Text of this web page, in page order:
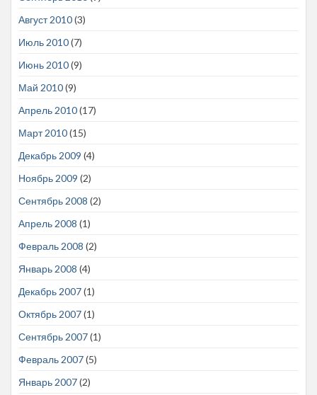
Август 2010(3)
Июль 2010(7)
Июнь 2010(9)
Май 2010(9)
Апрель 2010(17)
Март 2010(15)
Декабрь 2009 (4)
Ноябрь 2009 (2)
Сентябрь 2008 (2)
Апрель 2008 (1)
Февраль 2008 (2)
Январь 2008 (4)
Декабрь 2007(1)
Октябрь 2007(1)
Сентябрь 2007(1)
Февраль 2007(5)
Январь 2007(2)